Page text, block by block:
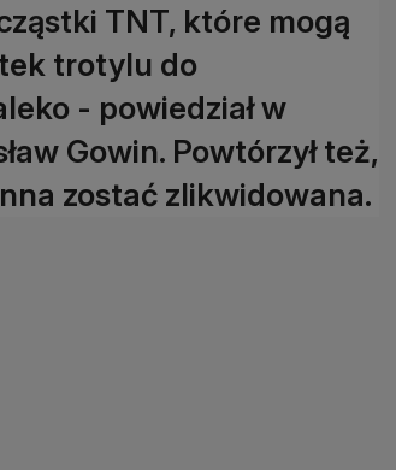
TNT, które mogą
trotylu do
- powiedział w
Gowin. Powtórzył też,
zostać zlikwidowana.